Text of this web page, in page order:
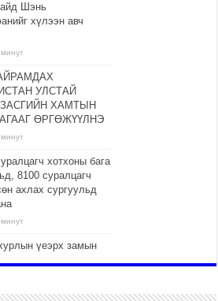
Шэнь
хүлээн авч
УЛСТАЙ
ХАМТЫН
ӨРГӨЖҮҮЛНЭ
хотхоны бага
8100 суралцагч
ахлах сургуульд
үеэрх замын